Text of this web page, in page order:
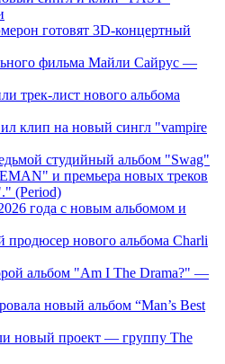
готовят 3D-концертный
фильма Майли Сайрус —
трек-лист нового альбома
клип на новый сингл "vampire
студийный альбом "Swag"
и премьера новых треков
(Period)
года с новым альбомом и
нового альбома Charli
альбом "Am I The Drama?" —
новый альбом “Man’s Best
новый проект — группу The